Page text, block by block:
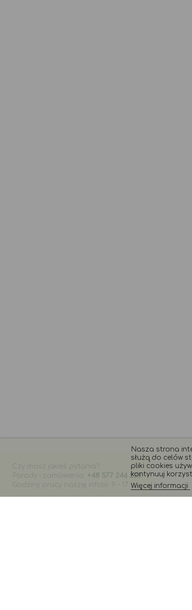
Nasza strona
służą do celów
pliki cookies
kontynuuj
Więcej informacji
+48 577 246 228